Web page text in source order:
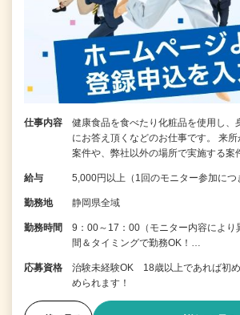
仕事内容
健康食品を食べたり化粧品を使用し、
にお答え頂くなどのお仕事です。 来
案件や、弊社以外の場所で実施する
給与 5,000円以上（1回のモニター参加に
勤務地 静岡県全域
勤務時間
9：00～17：00（モニター内容により
間＆タイミングで勤務OK！…
応募資格
治験未経験OK 18歳以上であれば初
められます！